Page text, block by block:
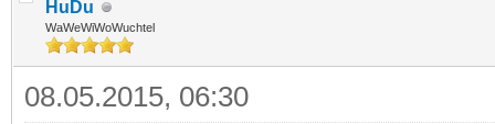
HuDu
WaWeWiWoWuchtel
08.05.2015, 06:30